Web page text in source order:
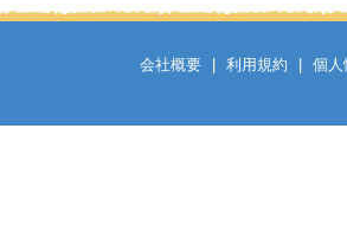
会社概要 利用規約 個人